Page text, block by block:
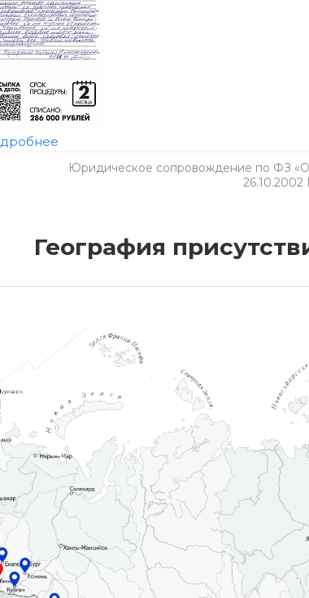
Юридическое сопровождение по ФЗ «О
26.10.2002
География